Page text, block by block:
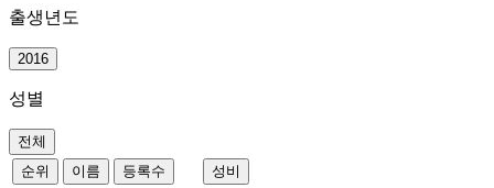
출생년도
2016
성별
전체
순위
이름 등록수 성비